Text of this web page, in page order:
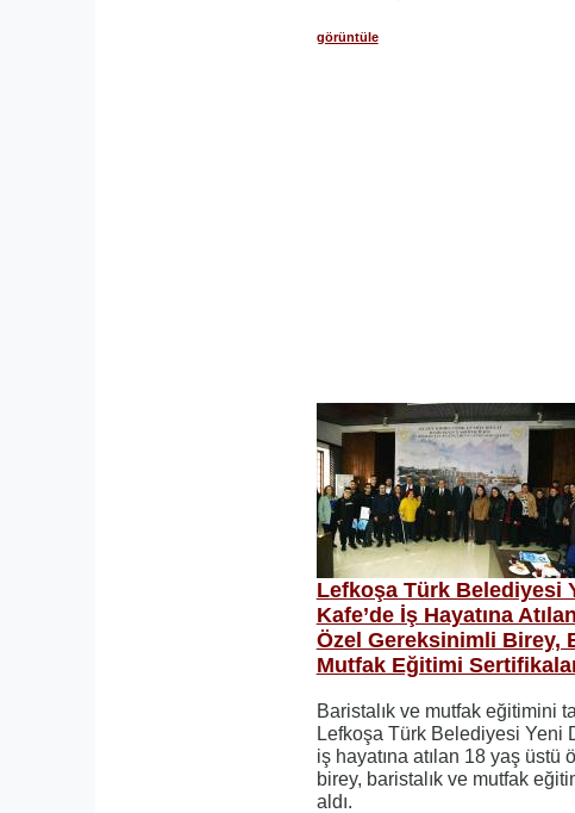
görüntüle
Lefkoşa Türk Belediyesi
Kafe’de İş Hayatına
Özel Gereksinimli Birey,
Mutfak Eğitimi
Baristalık ve mutfak eğitimini
Lefkoşa Türk Belediyesi Yeni
iş hayatına atılan 18 yaş üstü
birey, baristalık ve mutfak
aldı.